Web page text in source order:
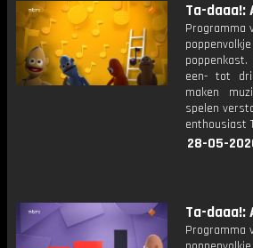
Ta-daaa!:
Programma
een- tot
maken
spelen
enthousiast
28-05-
Ta-daaa!:
Programma